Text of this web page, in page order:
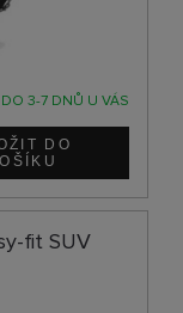
DO 3-7 DNŮ U VÁS
fit SUV